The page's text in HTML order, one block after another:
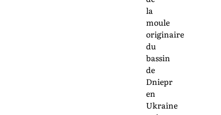
la
moule
originaire
du
bassin
de
Dniepr
en
Ukraine